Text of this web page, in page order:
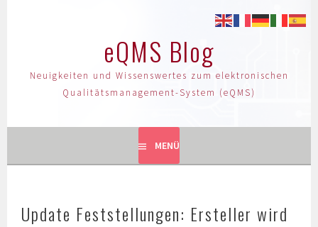
eQMS Blog
Neuigkeiten und Wissenswertes zum elektronischen
Qualitätsmanagement-System (eQMS)
MENÜ
Update Feststellungen: Ersteller wird